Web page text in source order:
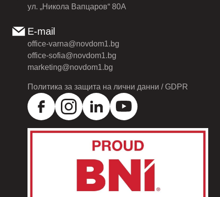
ул. „Никола Вапцаров“ 80А
E-mail
office-varna@novdom1.bg
office-sofia@novdom1.bg
marketing@novdom1.bg
Политика за защита на лични данни / GDPR